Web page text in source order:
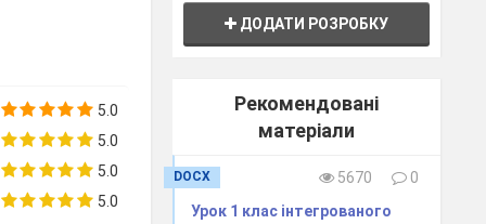
5.0
5.0
5.0
5.0
ДОДАТИ РОЗРОБКУ
Рекомендовані
матеріали
DOCX 5670
0
Урок 1 клас інтегрованого